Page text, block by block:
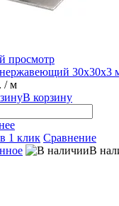
просмотр
30х30х3
/ м
В корзину
1 клик Сравнение
В